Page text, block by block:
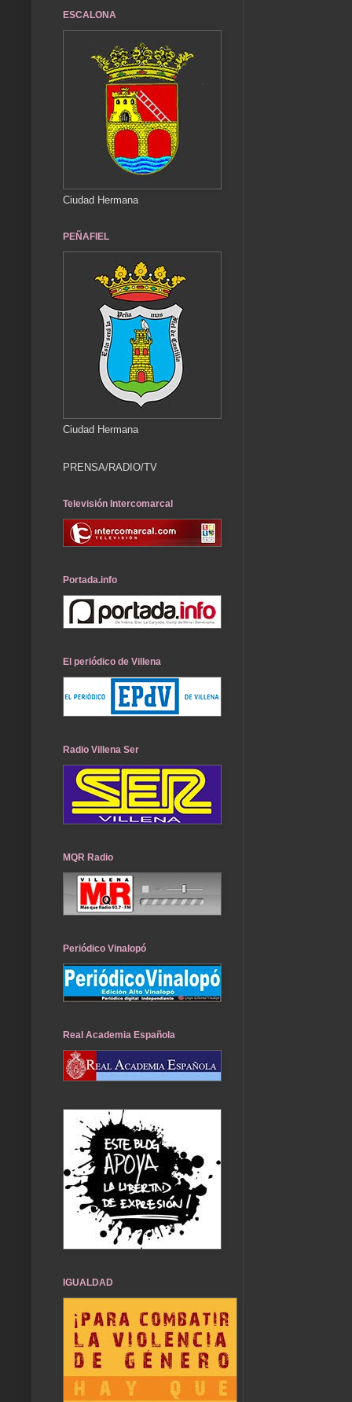
ESCALONA
Ciudad Hermana
PEÑAFIEL
Ciudad Hermana
PRENSA/RADIO/TV
Televisión Intercomarcal
Portada.info
El periódico de Villena
Radio Villena Ser
MQR Radio
Periódico Vinalopó
Real Academia Española
IGUALDAD